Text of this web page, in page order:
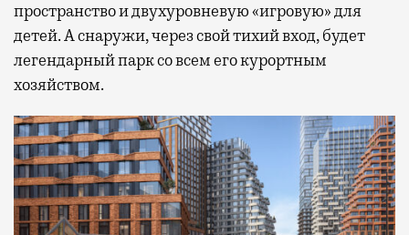
пространство и двухуровневую «игровую» для
детей. А снаружи, через свой тихий вход, будет
легендарный парк со всем его курортным
хозяйством.